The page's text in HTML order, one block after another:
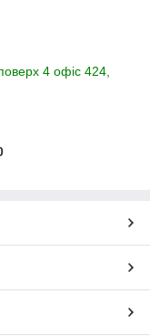
4 офіс 424,